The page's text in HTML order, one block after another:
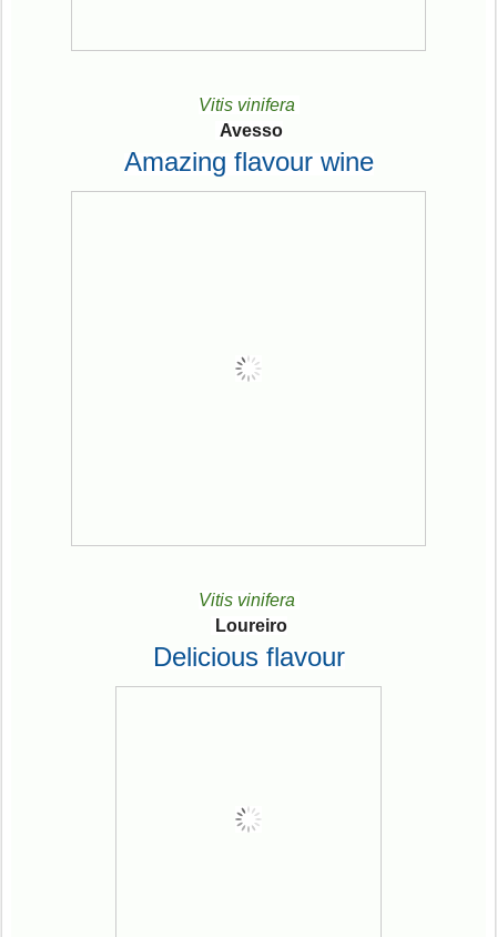
Vitis vinifera
Avesso
Amazing flavour wine
Vitis vinifera
Loureiro
Delicious flavour